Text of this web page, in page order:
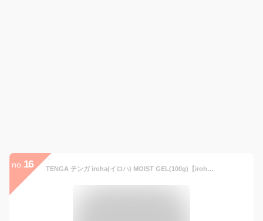
no. 16 TENGA テンガ iroha(イロハ) MOIST GEL(100g)【iroha(イロハ)】